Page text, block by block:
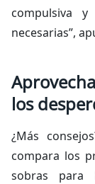
compulsiva
necesarias”,
los
¿Más
compara los
sobras para